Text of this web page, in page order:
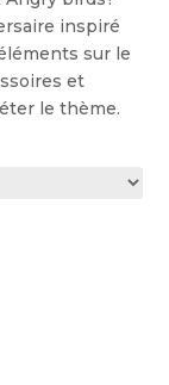
inspiré
sur le
et
le thème.